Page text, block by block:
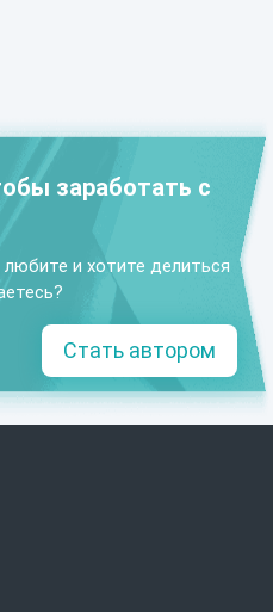
заработать с
и хотите делиться
Стать автором